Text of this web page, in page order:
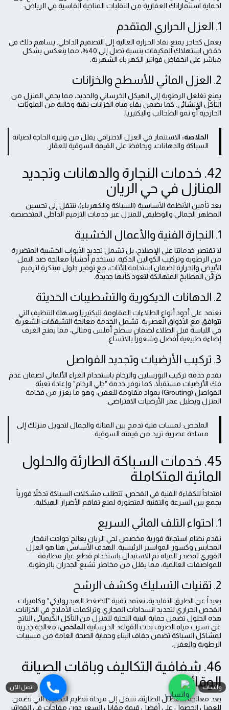
لحماية استثماراتك العقارية من التقلبات المناخية القاسية في الرياض:
1. العزل الحراري المتقدم
يعمل كحاجز يمنع نفاذ الحرارة العالية إلى التصميم الداخلي. يساهم ذلك في
خفض استهلاك المكيفات بنسبة تصل إلى 40%، مما ينعكس بشكل
مباشر على انخفاض فواتير الكهرباء الشهرية.
2. العزل المائي للأسطح والخزانات
يمنع تغلغل الرطوبة إلى الهيكل الخرساني والحديد، مما يحمي المنزل من
التآكل الإنشائي. كما يضمن بقاء مياه الخزانات نقية وخالية من الملوثات
الخارجية أو نمو الطحالب والبكتيريا.
الخلاصة: الاستثمار في العزل الاحترافي يقلل من وتيرة الحاجة لصيانة
السباكة والدهانات، ويحافظ على القيمة السوقية للعقار.
42. خدمات النجارة والدهانات وتجديد
المنازل في حي الريان
بعد تأمين الأنظمة الأساسية (السباكة والكهرباء)، ننتقل إلى تحسين
المظهر الجمالي والوظيفي للمنزل عبر خدمات الترميم الداخلي المتخصصة.
1. النجارة الفنية والأعمال الخشبية
لا تقتصر خدماتنا على الإصلاح، بل تشمل تجديد الأبواب الخشبية المتضررة
من الرطوبة وتركيب الكوالين الذكية. نستخدم أخشاباً معالجة ضد النمل
الأبيض والحرارة لضمان استدامة الأثاث، مع توفير حلول مبتكرة لترميم
خزائن المطابخ المتهالكة لتعود كأنها جديدة.
2. الدهانات الديكورية والتشطيبات الحديثة
نعتمد على أجود أنواع الطلاءات المقاومة للبكتيريا وسهلة التنظيف التي
تتوافق مع الأذواق العصرية. تشمل الخدمة معالجة التشققات الشعرية
في اللياسة قبل الطلاء لضمان سطح أملس ومثالي، مما يمنح الغرف
إضاءة طبيعية أفضل وشعوراً بالاتساع.
3. تركيب الأرضيات وتجديد الفواصل
نقدم خدمة تركيب البورسلين والرخام باستخدام الغراء الألماني لضمان عدم
فك الأرضيات مستقبلاً. كما نوفر خدمة "جلي الرخام" وإعادة تعبئة
الفواصل (Grouting) بمواد مقاومة للعفن، وهو ما يعزز من فخامة
المنزل ويطيل عمر الأرضيات الافتراضي.
الملخص: لمسات فنية تدمج بين المتانة والجمال لتحويل منزلك إلى
مساحة عصرية تزيد من قيمته السوقية.
45. خدمات السباكة الطارئة والحلول
المائية المتكاملة
امتداداً للكفاءة الفنية في الفحص، تتطلب مشكلات السباكة تدخلاً فورياً
يجمع بين السرعة والتقنية المتطورة لمنع تفاقم الأضرار الهيكلية.
1. احتواء التلف المائي السريع
نقدم نظام استجابة فورية مخصص لحي الريان يعالج حوادث انفجار
المحابس وكسور المواسير الرئيسية. الهدف الأساسي هنا هو العزل
الفوري لمصدر المياه ثم الاستبدال باستخدام قطع غيار مطابقة
للمواصفات العالمية، مما يقلل من مخاطر تشبع الجدران بالرطوبة.
2. تقنيات التسليك وكشف الرشح
بعيداً عن الطرق التقليدية، نعتمد تقنية "الضغط الهيدروليكي" وكاميرات
الفحص الحراري لتحديد انسدادات المجاري وتراكمات الأملاح في الخزانات.
هذه الحلول تضمن حماية البنية التحتية للمنزل من التآكل الكيميائي الناتج
عن تسرب مياه الصرف تحت القواعد الخرسانية. الملخص: معالجة جذرية
لمشاكل السباكة تضمن جفاف البناء وحماية الصحة العامة من مسببات
الرطوبة والعفن.
46. شفافية التكاليف وباقات الصيانة
الوقائية
بعد معالجة الأعطال الطارئة، ننتقل إلى مرحلة تنظيم التكاليف التي تضمن
للعميل الحصول على أفضل قيمة مقابل السعر دون مفاجآت في الفواتير
واتساب اتصل الآن